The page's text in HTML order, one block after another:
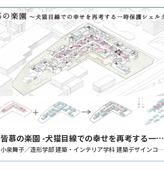
皆慕の楽園 -犬猫目線での幸せを再考する一時
保護シェルター-
小泉舞子／造形学部 建築・インテリア学科 建築デザインコー